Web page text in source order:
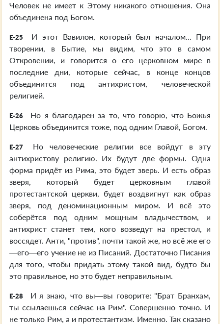
Человек не имеет к Этому никакого отношения. Она
объединена под Богом.
E-25
И этот Вавилон, который был началом... При
творении, в Бытие, мы видим, что это в самом
Откровении, и говорится о его церковном мире в
последние дни, которые сейчас, в конце концов
объединится под антихристом, человеческой
религией.
E-26
Но я благодарен за то, что говорю, что Божья
Церковь объединится тоже, под одним Главой, Богом.
E-27
Но человеческие религии все войдут в эту
антихристову религию. Их будут две формы. Одна
форма придёт из Рима, это будет зверь. И есть образ
зверя, который будет церковным главой
протестантской церкви, будет воздвигнут как образ
зверя, под деноминационным миром. И всё это
соберётся под одним мощным владычеством, и
антихрист станет тем, кого возведут на престол, и
воссядет. Анти, "против", почти такой же, но всё же его
—его—его учение не из Писаний. Достаточно Писания
для того, чтобы придать этому такой вид, будто бы
это правильное, но это будет неправильным.
E-28
И я знаю, что вы—вы говорите: "Брат Бранхам,
ты ссылаешься сейчас на Рим". Совершенно точно. И
не только Рим, а и протестантизм. Именно. Так сказано